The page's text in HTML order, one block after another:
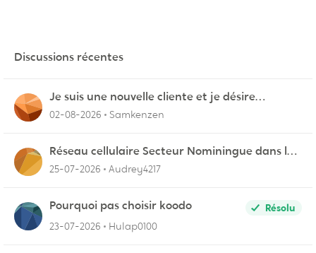
Discussions récentes
Je suis une nouvelle cliente et je désire
connecter mon appareil sur videotron
02-08-2026 Samkenzen
Réseau cellulaire Secteur Nominingue dans les
Hautes-Laurentides instable
25-07-2026 Audrey4217
Pourquoi pas choisir koodo
Résolu
23-07-2026
Hulap0100